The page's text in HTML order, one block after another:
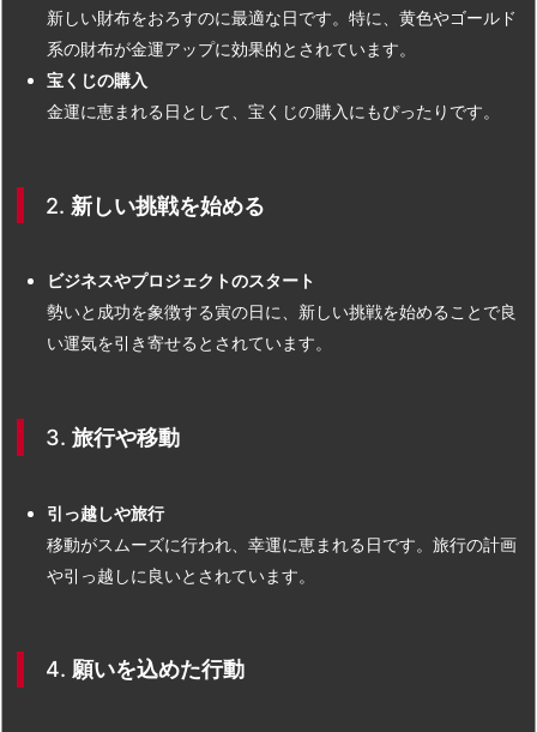
新しい財布をおろすのに最適な日です。特に、黄色やゴールド
系の財布が金運アップに効果的とされています。
宝くじの購入
金運に恵まれる日として、宝くじの購入にもぴったりです。
2. 新しい挑戦を始める
ビジネスやプロジェクトのスタート
勢いと成功を象徴する寅の日に、新しい挑戦を始めることで良
い運気を引き寄せるとされています。
3. 旅行や移動
引っ越しや旅行
移動がスムーズに行われ、幸運に恵まれる日です。旅行の計画
や引っ越しに良いとされています。
4. 願いを込めた行動